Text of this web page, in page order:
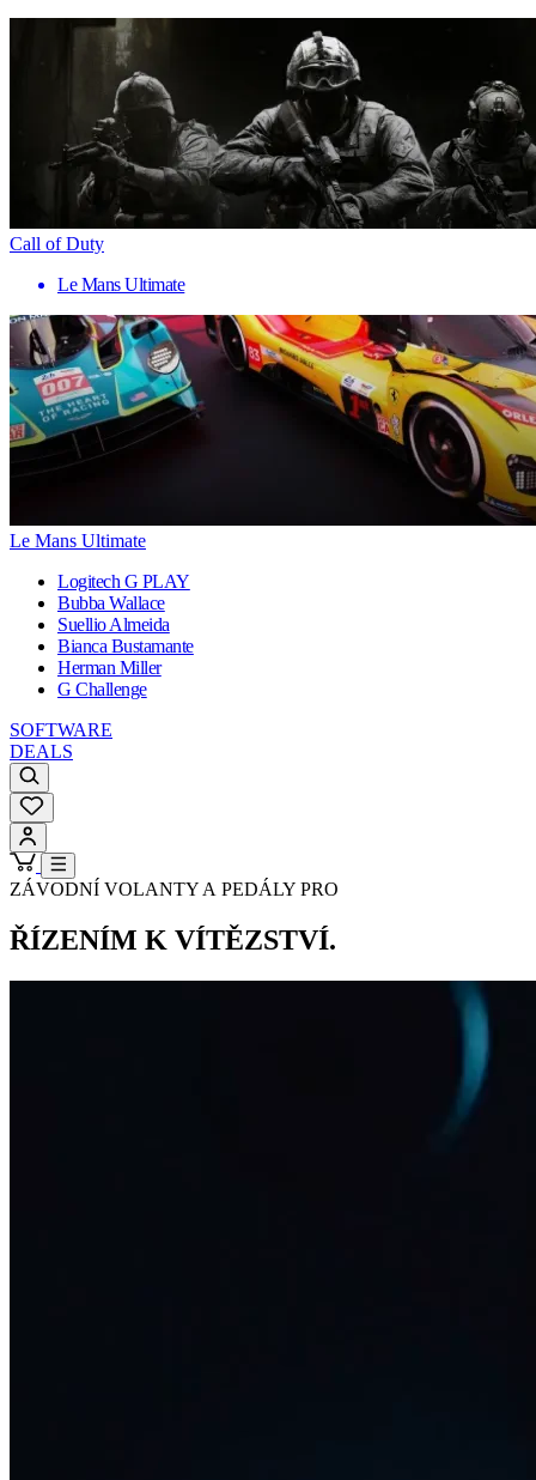
Call of Duty
Le Mans Ultimate
Le Mans Ultimate
Logitech G PLAY
Bubba Wallace
Suellio Almeida
Bianca Bustamante
Herman Miller
G Challenge
SOFTWARE
DEALS
ZÁVODNÍ VOLANTY A PEDÁLY PRO
ŘÍZENÍM K VÍTĚZSTVÍ.